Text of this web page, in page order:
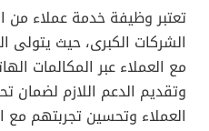
تعتبر وظيفة خدمة عملاء من
الشركات الكبرى، حيث
مع العملاء عبر المكالمات
وتقديم الدعم اللازم لضمان
العملاء وتحسين تجربتهم مع